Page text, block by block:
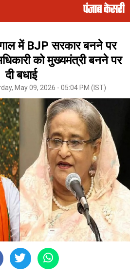
में BJP सरकार बनने पर
को मुख्यमंत्री बनने पर
दी बधाई
May 09, 2026 - 05:04 PM (IST)